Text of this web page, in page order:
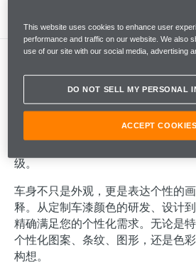
个性化定制，臻于至善
从车漆涂装、内饰材料，到碳纤维
级。
车身不只是外观，更是表达个性的
释。从定制车漆颜色的研发、设计
精确满足您的个性化需求。无论是特
个性化图案、条纹、图形，还是色
构想。
This website uses cookies to enhance user
performance and traffic on our website. We also
use of our site with our social media, advertising
DO NOT SELL MY PERSONAL
ACCEPT COOKIES